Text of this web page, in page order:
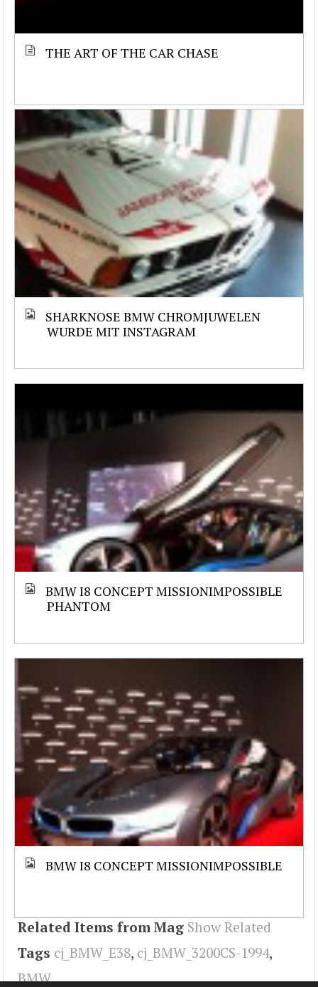
THE ART OF THE CAR CHASE
SHARKNOSE BMW CHROMJUWELEN
WURDE MIT INSTAGRAM
BMW I8 CONCEPT MISSIONIMPOSSIBLE
PHANTOM
BMW I8 CONCEPT MISSIONIMPOSSIBLE
Related Items from Mag Show Related
Tags cj_BMW_E38, cj_BMW_3200CS-1994,
BMW